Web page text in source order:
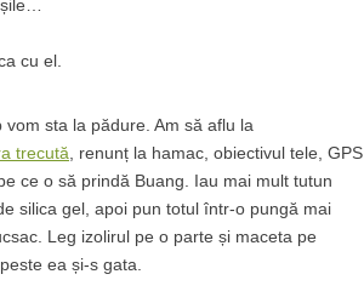
cu el.
sta la pădure. Am să aflu la
trecută , renunț la hamac, obiectivul tele, GPS
ce o să prindă Buang. Iau mai mult tutun
silica gel, apoi pun totul într-o pungă mai
Leg izolirul pe o parte și maceta pe
ea și-s gata.